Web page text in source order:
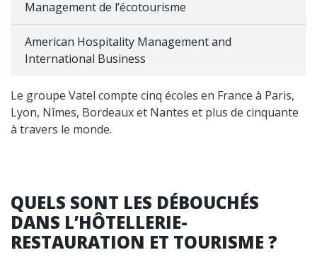
Management de l’écotourisme
American Hospitality Management and
International Business
Le groupe Vatel compte cinq écoles en France à Paris,
Lyon, Nîmes, Bordeaux et Nantes et plus de cinquante
à travers le monde.
QUELS SONT LES DÉBOUCHÉS
DANS L’HÔTELLERIE-
RESTAURATION ET TOURISME ?